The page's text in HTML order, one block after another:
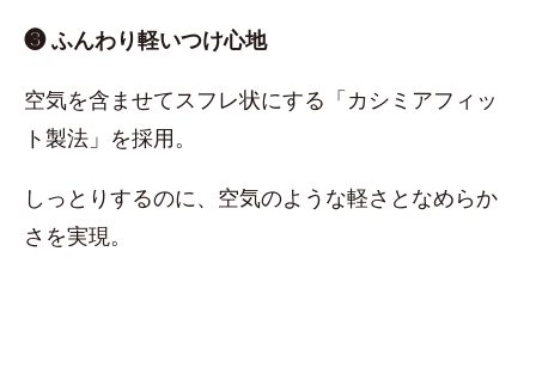
❸ ふんわり軽いつけ心地
空気を含ませてスフレ状にする「カシミアフィッ
ト製法」を採用。
しっとりするのに、空気のような軽さとなめらか
さを実現。